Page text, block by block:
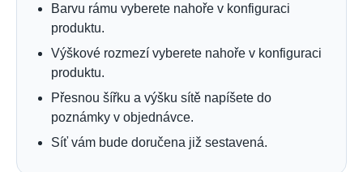
Barvu rámu vyberete nahoře v konfiguraci
produktu.
Výškové rozmezí vyberete nahoře v konfiguraci
produktu.
Přesnou šířku a výšku sítě napíšete do
poznámky v objednávce.
Síť vám bude doručena již sestavená.